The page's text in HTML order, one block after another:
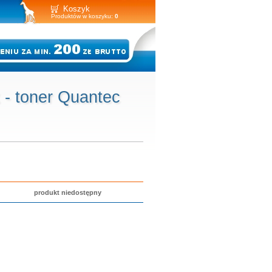
Koszyk
Produktów w koszyku: 0
toner Quantec
produkt niedostępny